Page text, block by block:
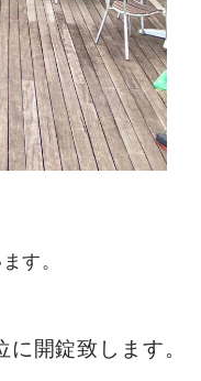
す。
開錠致します。